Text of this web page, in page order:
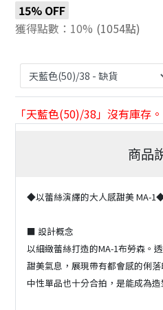
15% OFF
獲得點數：10% (1054點)
「天藍色(50)/38」沒有庫存。
商品
◆以蕾絲演繹的大人感甜美 MA-
■ 設計概念
以細緻蕾絲打造的MA-1布勞森。
甜美氣息，展現帶有都會感的俐
中性單品也十分合拍，是能成為造